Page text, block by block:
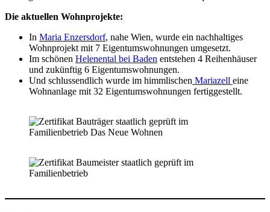
Die aktuellen Wohnprojekte:
In Maria Enzersdorf, nahe Wien, wurde ein nachhaltiges
Wohnprojekt mit 7 Eigentumswohnungen umgesetzt.
Im schönen Helenental bei Baden entstehen 4 Reihenhäuser
und zukünftig 6 Eigentumswohnungen.
Und schlussendlich wurde im himmlischen Mariazell eine
Wohnanlage mit 32 Eigentumswohnungen fertiggestellt.